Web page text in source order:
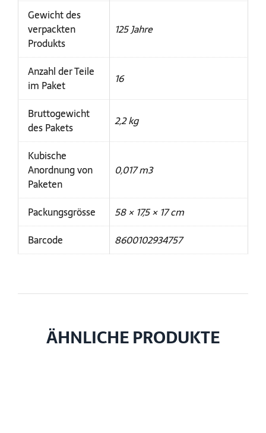
Gewicht des
verpackten
Produkts
125 Jahre
Anzahl der Teile
im Paket
16
Bruttogewicht
des Pakets
2,2 kg
Kubische
Anordnung von
Paketen
0,017 m3
Packungsgrösse
58 × 17,5 × 17 cm
Barcode
8600102934757
ÄHNLICHE PRODUKTE